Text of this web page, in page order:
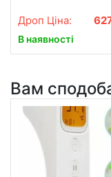
BITEK BT-1214 Білий
Дроп Ціна:
В наявності
Вам